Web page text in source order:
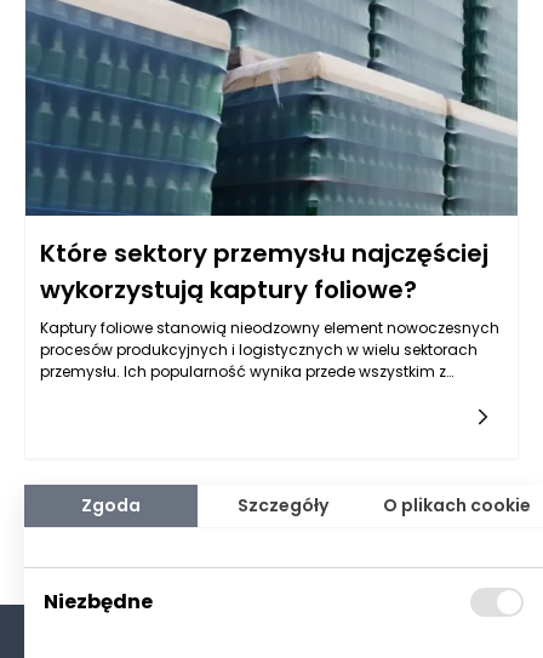
Które sektory przemysłu najczęściej
wykorzystują kaptury foliowe?
Kaptury foliowe stanowią nieodzowny element nowoczesnych
procesów produkcyjnych i logistycznych w wielu sektorach
przemysłu. Ich popularność wynika przede wszystkim z
usprawnianiu procesów magazynowania czy transportu.
Rosnące wymagania dotyczące jakości, bezpieczeństwa
oraz optymalizacji kosztów powodują, że coraz więcej
foliowych. Przyjrzyjmy się więc szczegółowo, w jakich
sektorach kaptury foliowe odgrywają kluczową rolę i jakie
korzyści przynoszą ich użytkownikom.
Zgoda Szczegóły O plikach cookie
Niezbędne